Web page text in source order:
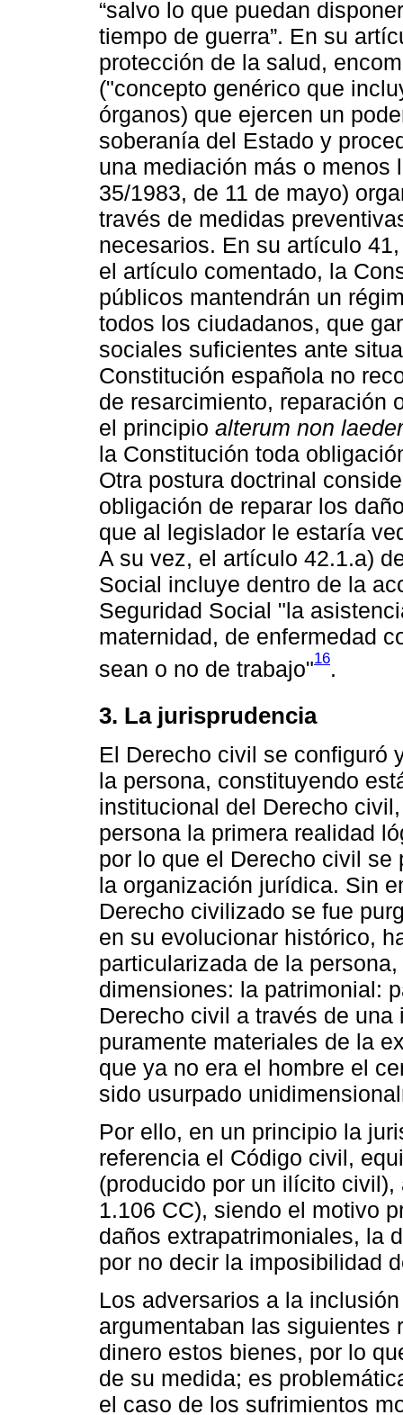
“salvo lo que puedan
tiempo de guerra”. En su
protección de la salud,
("concepto genérico que
órganos) que ejercen un
soberanía del Estado y
una mediación más o menos
35/1983, de 11 de mayo)
través de medidas
necesarios. En su artículo
el artículo comentado, la
públicos mantendrán un
todos los ciudadanos, que
sociales suficientes ante
Constitución española no
de resarcimiento, reparación
el principio alterum non
la Constitución toda
Otra postura doctrinal
obligación de reparar los
que al legislador le estaría
A su vez, el artículo 42.1.a)
Social incluye dentro de la
Seguridad Social "la
maternidad, de enfermedad
sean o no de trabajo"16.
3. La jurisprudencia
El Derecho civil se configuró
la persona, constituyendo
institucional del Derecho
persona la primera realidad
por lo que el Derecho civil
la organización jurídica. Sin
Derecho civilizado se fue
en su evolucionar histórico,
particularizada de la
dimensiones: la patrimonial:
Derecho civil a través de
puramente materiales de la
que ya no era el hombre el
sido usurpado
Por ello, en un principio la
referencia el Código civil,
(producido por un ilícito
1.106 CC), siendo el motivo
daños extrapatrimoniales, la
por no decir la imposibilidad
Los adversarios a la
argumentaban las siguientes
dinero estos bienes, por lo
de su medida; es
el caso de los sufrimientos